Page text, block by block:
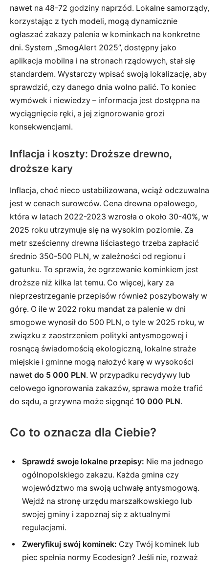
nawet na 48-72 godziny naprzód. Lokalne samorządy,
korzystając z tych modeli, mogą dynamicznie
ogłaszać zakazy palenia w kominkach na konkretne
dni. System „SmogAlert 2025”, dostępny jako
aplikacja mobilna i na stronach rządowych, stał się
standardem. Wystarczy wpisać swoją lokalizację, aby
sprawdzić, czy danego dnia wolno palić. To koniec
wymówek i niewiedzy – informacja jest dostępna na
wyciągnięcie ręki, a jej zignorowanie grozi
konsekwencjami.
Inflacja i koszty: Droższe drewno,
droższe kary
Inflacja, choć nieco ustabilizowana, wciąż odczuwalna
jest w cenach surowców. Cena drewna opałowego,
która w latach 2022-2023 wzrosła o około 30-40%, w
2025 roku utrzymuje się na wysokim poziomie. Za
metr sześcienny drewna liściastego trzeba zapłacić
średnio 350-500 PLN, w zależności od regionu i
gatunku. To sprawia, że ogrzewanie kominkiem jest
droższe niż kilka lat temu. Co więcej, kary za
nieprzestrzeganie przepisów również poszybowały w
górę. O ile w 2022 roku mandat za palenie w dni
smogowe wynosił do 500 PLN, o tyle w 2025 roku, w
związku z zaostrzeniem polityki antysmogowej i
rosnącą świadomością ekologiczną, lokalne straże
miejskie i gminne mogą nałożyć karę w wysokości
nawet do 5 000 PLN. W przypadku recydywy lub
celowego ignorowania zakazów, sprawa może trafić
do sądu, a grzywna może sięgnąć 10 000 PLN.
Co to oznacza dla Ciebie?
Sprawdź swoje lokalne przepisy: Nie ma jednego
ogólnopolskiego zakazu. Każda gmina czy
województwo ma swoją uchwałę antysmogową.
Wejdź na stronę urzędu marszałkowskiego lub
swojej gminy i zapoznaj się z aktualnymi
regulacjami.
Zweryfikuj swój kominek: Czy Twój kominek lub
piec spełnia normy Ecodesign? Jeśli nie, rozważ